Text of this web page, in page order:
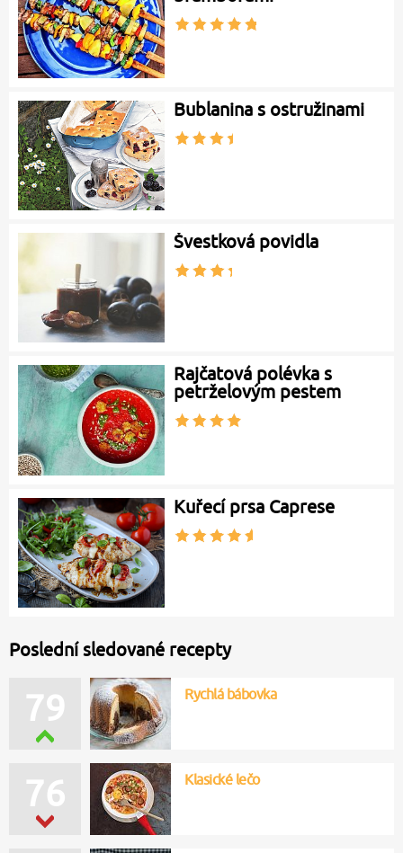
Bublanina s ostružinami
Švestková povidla
Rajčatová polévka s
petrželovým pestem
Kuřecí prsa Caprese
Poslední sledované recepty
79 Rychlá bábovka
76 Klasické lečo